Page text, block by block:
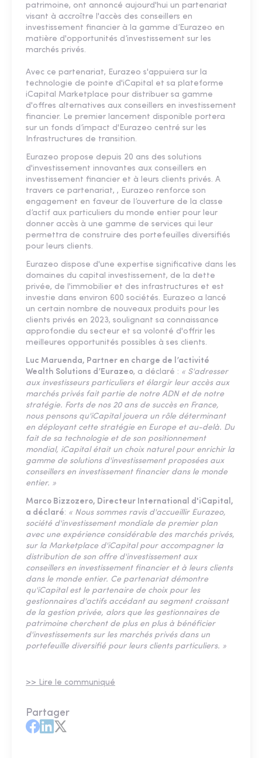
patrimoine, ont annoncé aujourd'hui un partenariat
visant à accroître l'accès des conseillers en
investissement financier à la gamme d’Eurazeo en
matière d'opportunités d’investissement sur les
marchés privés.
Avec ce partenariat, Eurazeo s'appuiera sur la
technologie de pointe d'iCapital et sa plateforme
iCapital Marketplace pour distribuer sa gamme
d'offres alternatives aux conseillers en investissement
financier. Le premier lancement disponible portera
sur un fonds d’impact d'Eurazeo centré sur les
Infrastructures de transition.
Eurazeo propose depuis 20 ans des solutions
d'investissement innovantes aux conseillers en
investissement financier et à leurs clients privés. A
travers ce partenariat, , Eurazeo renforce son
engagement en faveur de l’ouverture de la classe
d’actif aux particuliers du monde entier pour leur
donner accès à une gamme de services qui leur
permettra de construire des portefeuilles diversifiés
pour leurs clients.
Eurazeo dispose d'une expertise significative dans les
domaines du capital investissement, de la dette
privée, de l'immobilier et des infrastructures et est
investie dans environ 600 sociétés. Eurazeo a lancé
un certain nombre de nouveaux produits pour les
clients privés en 2023, soulignant sa connaissance
approfondie du secteur et sa volonté d'offrir les
meilleures opportunités possibles à ses clients.
Luc Maruenda, Partner en charge de l’activité
Wealth Solutions d’Eurazeo, a déclaré : « S'adresser
aux investisseurs particuliers et élargir leur accès aux
marchés privés fait partie de notre ADN et de notre
stratégie. Forts de nos 20 ans de succès en France,
nous pensons qu'iCapital jouera un rôle déterminant
en déployant cette stratégie en Europe et au-delà. Du
fait de sa technologie et de son positionnement
mondial, iCapital était un choix naturel pour enrichir la
gamme de solutions d'investissement proposées aux
conseillers en investissement financier dans le monde
entier. »
Marco Bizzozero, Directeur International d'iCapital,
a déclaré: « Nous sommes ravis d'accueillir Eurazeo,
société d'investissement mondiale de premier plan
avec une expérience considérable des marchés privés,
sur la Marketplace d'iCapital pour accompagner la
distribution de son offre d'investissement aux
conseillers en investissement financier et à leurs clients
dans le monde entier. Ce partenariat démontre
qu'iCapital est le partenaire de choix pour les
gestionnaires d'actifs accédant au segment croissant
de la gestion privée, alors que les gestionnaires de
patrimoine cherchent de plus en plus à bénéficier
d'investissements sur les marchés privés dans un
portefeuille diversifié pour leurs clients particuliers. »
>> Lire le communiqué
Partager